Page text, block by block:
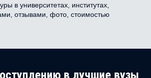
в университетах, институтах,
отзывами, фото, стоимостью
в лучшие вузы